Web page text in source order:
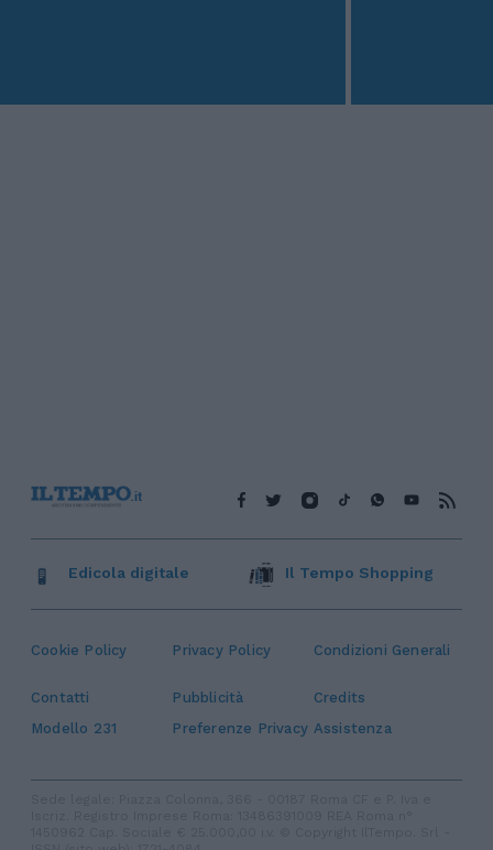
Cookie Policy Privacy Policy Condizioni Generali
Contatti Pubblicità
Credits
Modello 231
Preferenze Privacy Assistenza
Edicola digitale Il Tempo Shopping